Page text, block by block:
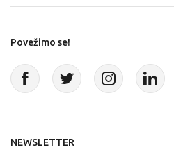
Povežimo se!
NEWSLETTER